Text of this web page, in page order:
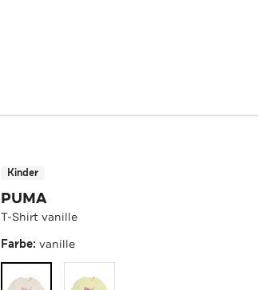
Kinder
PUMA
T-Shirt vanille
Farbe:vanille